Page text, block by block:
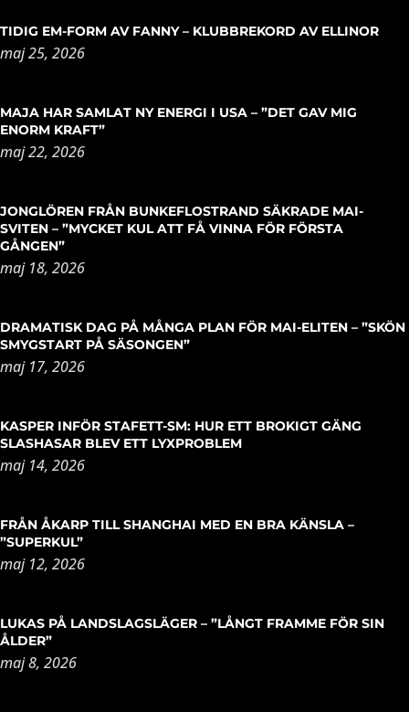
TIDIG EM-FORM AV FANNY – KLUBBREKORD AV ELLINOR
maj 25, 2026
MAJA HAR SAMLAT NY ENERGI I USA – ”DET GAV MIG
ENORM KRAFT”
maj 22, 2026
JONGLÖREN FRÅN BUNKEFLOSTRAND SÄKRADE MAI-
SVITEN – ”MYCKET KUL ATT FÅ VINNA FÖR FÖRSTA
GÅNGEN”
maj 18, 2026
DRAMATISK DAG PÅ MÅNGA PLAN FÖR MAI-ELITEN – ”SKÖN
SMYGSTART PÅ SÄSONGEN”
maj 17, 2026
KASPER INFÖR STAFETT-SM: HUR ETT BROKIGT GÄNG
SLASHASAR BLEV ETT LYXPROBLEM
maj 14, 2026
FRÅN ÅKARP TILL SHANGHAI MED EN BRA KÄNSLA –
”SUPERKUL”
maj 12, 2026
LUKAS PÅ LANDSLAGSLÄGER – ”LÅNGT FRAMME FÖR SIN
ÅLDER”
maj 8, 2026